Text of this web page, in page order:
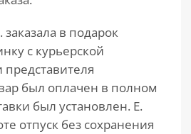
заказала в подарок
с курьерской
представителя
был оплачен в полном
был установлен. Е.
отпуск без сохранения